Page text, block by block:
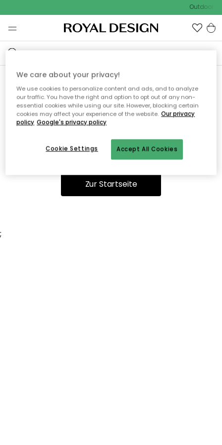
Outdoor
Ooops, die Seite wurde nicht
gefunden.
Sie können auf unserer Startseiteweiter navigieren.
Zur Startseite
;
We care about your privacy!
We use cookies to personalize content and ads, and to analyze
our traffic. You have the right and option to opt out of any non-
essential cookies while using our site. However, blocking certain
cookies may affect your experience of the website. Our privacy
policy Google's privacy policy
Accept All Cookies
Cookie Settings